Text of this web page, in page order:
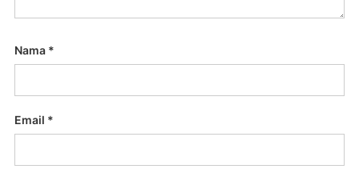
Nama *
Email *